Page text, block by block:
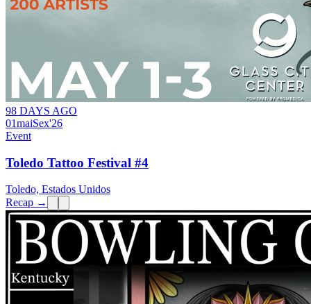
98 DAYS AGO
01maiSex'26
Event
Toledo Tattoo Festival #4
Toledo, Estados Unidos
Recap →